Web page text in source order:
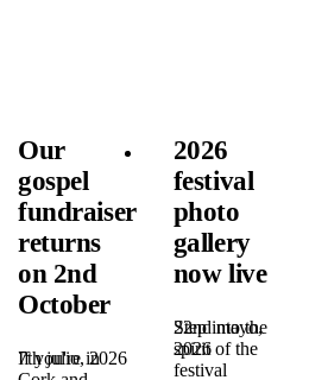
Our
gospel
fundraiser
returns
on 2nd
October
7th julio, 2026
If you're in
2026
festival
photo
gallery
now live
22nd mayo,
2026
Step into the
spirit of the
festival